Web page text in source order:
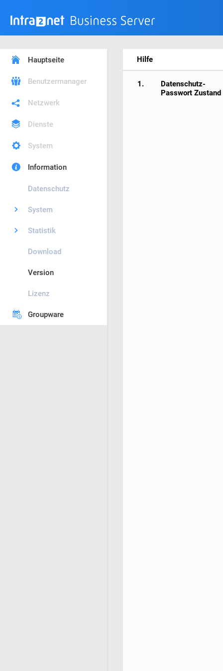
Hauptseite
Benutzermanager
Netzwerk
Dienste
System
Information
Datenschutz
System
Statistik
Download
Version
Lizenz
Groupware
Hilfe
1.
Datenschutz-
Passwort Zustand